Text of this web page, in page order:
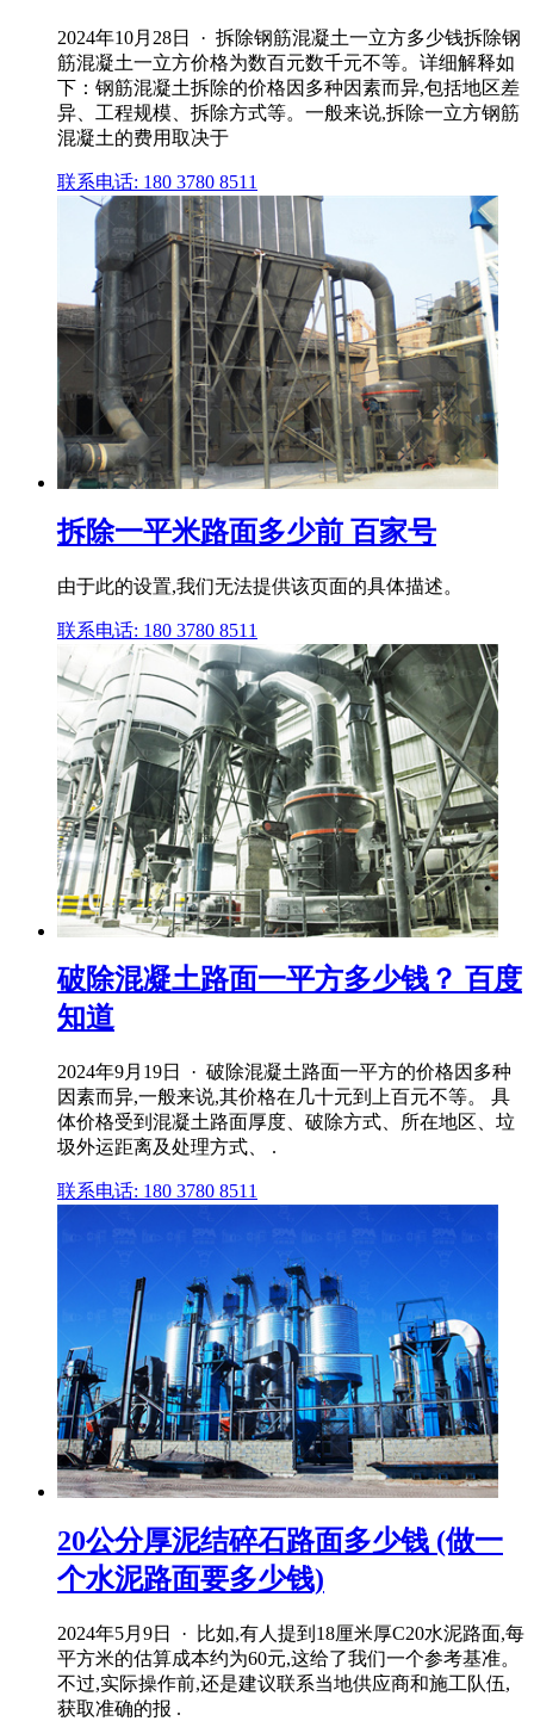
2024年10月28日 · 拆除钢筋混凝土一立方多少钱拆除钢
筋混凝土一立方价格为数百元数千元不等。详细解释如
下：钢筋混凝土拆除的价格因多种因素而异,包括地区差
异、工程规模、拆除方式等。一般来说,拆除一立方钢筋
混凝土的费用取决于
联系电话: 180 3780 8511
拆除一平米路面多少前 百家号
由于此的设置,我们无法提供该页面的具体描述。
联系电话: 180 3780 8511
破除混凝土路面一平方多少钱？ 百度
知道
2024年9月19日 · 破除混凝土路面一平方的价格因多种
因素而异,一般来说,其价格在几十元到上百元不等。 具
体价格受到混凝土路面厚度、破除方式、所在地区、垃
圾外运距离及处理方式、 .
联系电话: 180 3780 8511
20公分厚泥结碎石路面多少钱 (做一
个水泥路面要多少钱)
2024年5月9日 · 比如,有人提到18厘米厚C20水泥路面,每
平方米的估算成本约为60元,这给了我们一个参考基准。
不过,实际操作前,还是建议联系当地供应商和施工队伍,
获取准确的报 .